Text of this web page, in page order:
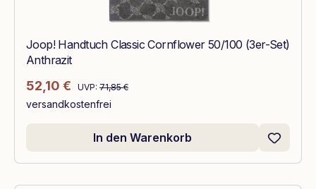
Joop! Handtuch Classic Cornflower 50/100 (3er-Set)
Anthrazit
Verkaufspreis:
52,10 € Regulärer Preis:
UVP: 71,85 €
versandkostenfrei
In den Warenkorb